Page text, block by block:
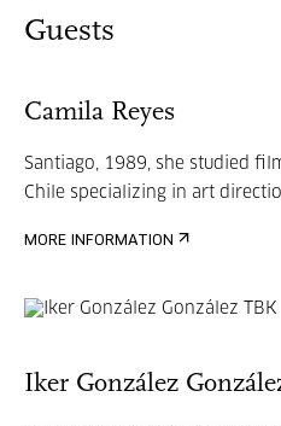
Guests
Camila Reyes
Santiago, 1989, she studied
Chile specializing in art
MORE INFORMATION
Iker González